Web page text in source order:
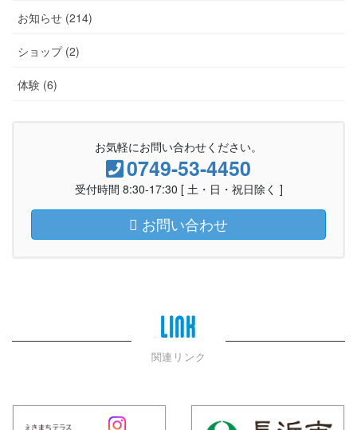
お知らせ (214)
ショップ (2)
体験 (6)
お気軽にお問い合わせください。
0749-53-4450
受付時間 8:30-17:30 [ 土・日・祝日除く ]
お問い合わせ
LINK
関連リンク